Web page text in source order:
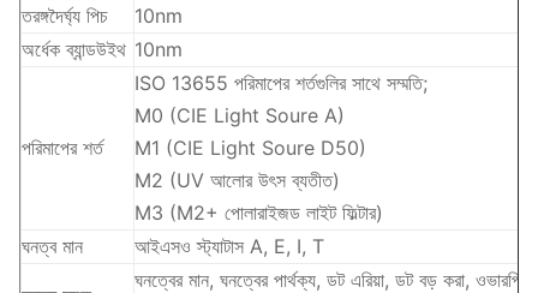
তরঙ্গদৈর্ঘ্য পিচ
10nm
অর্ধেক ব্যান্ডউইথ 10nm
পরিমাপের শর্ত
ISO 13655 পরিমাপের শর্তগুলির সাথে সম্মতি;
M0 (CIE Light Soure A)
M1 (CIE Light Soure D50)
M2 (UV আলোর উৎস ব্যতীত)
M3 (M2+ পোলারাইজড লাইট ফিল্টার)
ঘনত্ব মান
আইএসও স্ট্যাটাস A, E, I, T
ঘনত্বের মান, ঘনত্বের পার্থক্য, ডট এরিয়া, ডট বড় করা,